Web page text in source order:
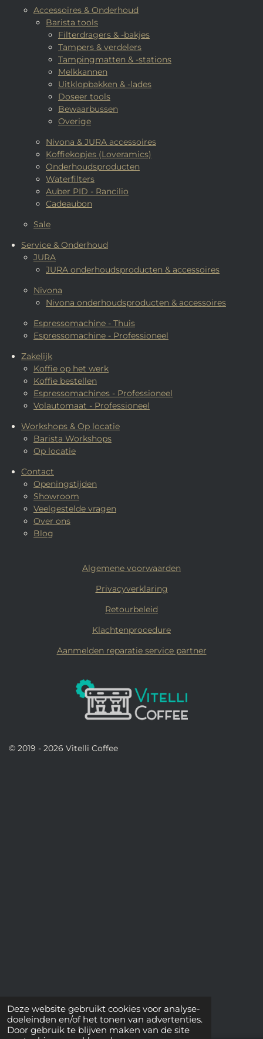
Deze website gebruikt cookies voor analyse-
doeleinden en/of het tonen van advertenties.
Door gebruik te blijven maken van de site
Accessoires & Onderhoud
Barista tools
Filterdragers & -bakjes
Tampers & verdelers
Tampingmatten & -stations
Melkkannen
Uitklopbakken & -lades
Doseer tools
Bewaarbussen
Overige
Nivona & JURA accessoires
Koffiekopjes (Loveramics)
Onderhoudsproducten
Waterfilters
Auber PID - Rancilio
Cadeaubon
Sale
Service & Onderhoud
JURA
JURA onderhoudsproducten & accessoires
Nivona
Nivona onderhoudsproducten & accessoires
Espressomachine - Thuis
Espressomachine - Professioneel
Zakelijk
Koffie op het werk
Koffie bestellen
Espressomachines - Professioneel
Volautomaat - Professioneel
Workshops & Op locatie
Barista Workshops
Op locatie
Contact
Openingstijden
Showroom
Veelgestelde vragen
Over ons
Blog
Algemene voorwaarden
Privacyverklaring
Retourbeleid
Klachtenprocedure
Aanmelden reparatie service partner
© 2019 - 2026 Vitelli Coffee